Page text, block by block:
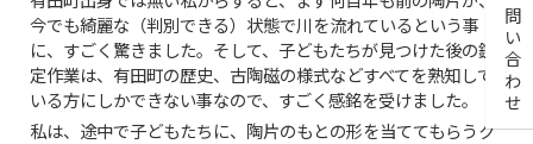
お問い合わせ
今でも綺麗な（判別できる）状態で川を流れているという事
に、すごく驚きました。そして、子どもたちが見つけた後の鑑
定作業は、有田町の歴史、古陶磁の様式などすべてを熟知して
いる方にしかできない事なので、すごく感銘を受けました。
私は、途中で子どもたちに、陶片のもとの形を当ててもらうク